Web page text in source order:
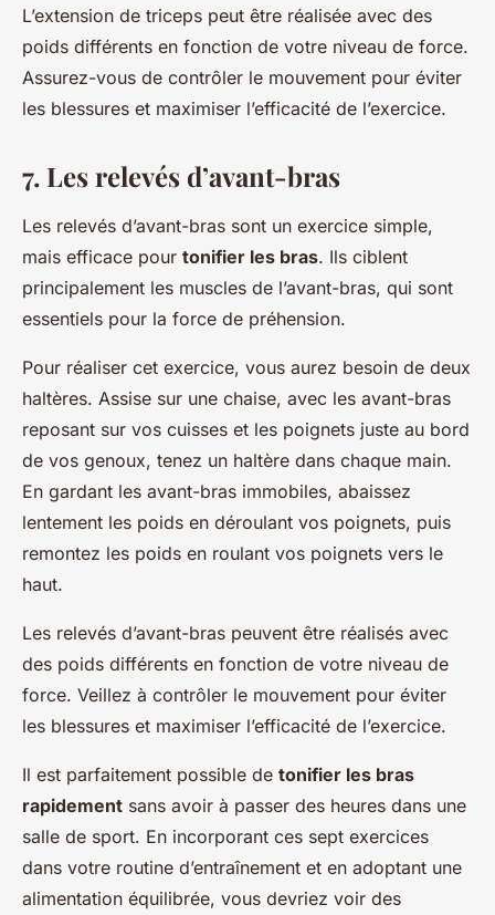
L’extension de triceps peut être réalisée avec des
poids différents en fonction de votre niveau de force.
Assurez-vous de contrôler le mouvement pour éviter
les blessures et maximiser l’efficacité de l’exercice.
7. Les relevés d’avant-bras
Les relevés d’avant-bras sont un exercice simple,
mais efficace pour tonifier les bras. Ils ciblent
principalement les muscles de l’avant-bras, qui sont
essentiels pour la force de préhension.
Pour réaliser cet exercice, vous aurez besoin de deux
haltères. Assise sur une chaise, avec les avant-bras
reposant sur vos cuisses et les poignets juste au bord
de vos genoux, tenez un haltère dans chaque main.
En gardant les avant-bras immobiles, abaissez
lentement les poids en déroulant vos poignets, puis
remontez les poids en roulant vos poignets vers le
haut.
Les relevés d’avant-bras peuvent être réalisés avec
des poids différents en fonction de votre niveau de
force. Veillez à contrôler le mouvement pour éviter
les blessures et maximiser l’efficacité de l’exercice.
Il est parfaitement possible de tonifier les bras
rapidement sans avoir à passer des heures dans une
salle de sport. En incorporant ces sept exercices
dans votre routine d’entraînement et en adoptant une
alimentation équilibrée, vous devriez voir des